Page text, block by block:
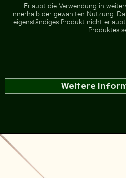
Erlaubt die Verwendung in
innerhalb der gewählten Nutzung.
eigenständiges Produkt nicht
Produktes
Weitere